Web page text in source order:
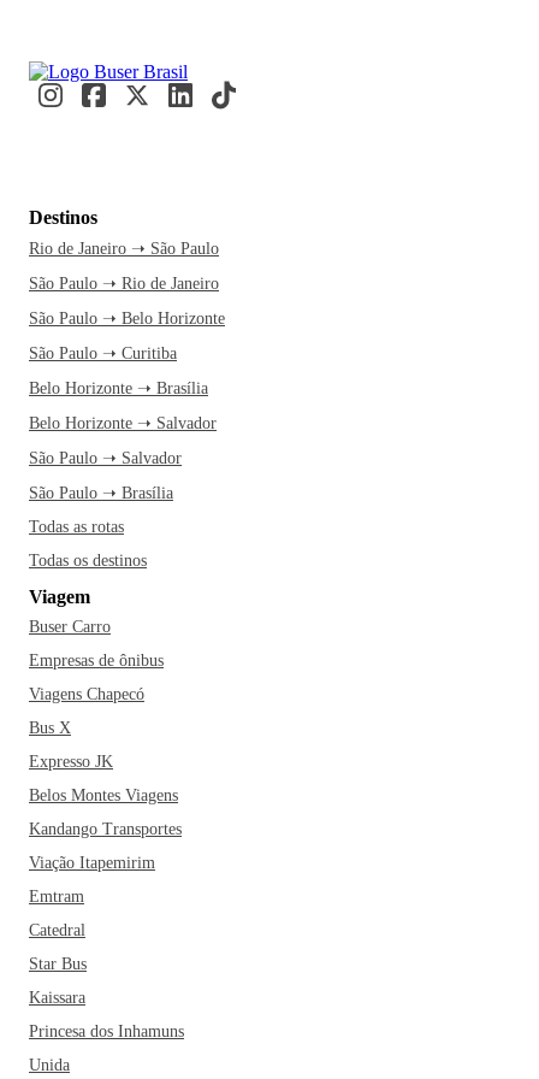
Destinos
Rio de Janeiro ➝ São Paulo
São Paulo ➝ Rio de Janeiro
São Paulo ➝ Belo Horizonte
São Paulo ➝ Curitiba
Belo Horizonte ➝ Brasília
Belo Horizonte ➝ Salvador
São Paulo ➝ Salvador
São Paulo ➝ Brasília
Todas as rotas
Todas os destinos
Viagem
Buser Carro
Empresas de ônibus
Viagens Chapecó
Bus X
Expresso JK
Belos Montes Viagens
Kandango Transportes
Viação Itapemirim
Emtram
Catedral
Star Bus
Kaissara
Princesa dos Inhamuns
Unida